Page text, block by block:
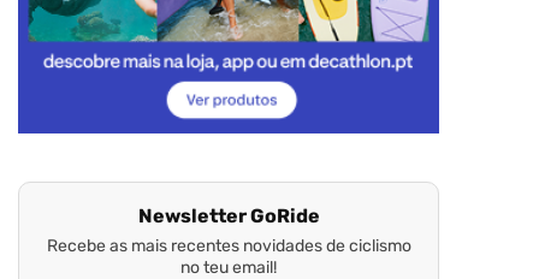
Newsletter GoRide
Recebe as mais recentes novidades de ciclismo
no teu email!